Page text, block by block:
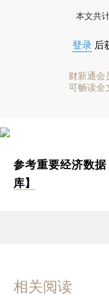
本文共
登录 后
财新通会
可畅读全
参考重要经济数据
库】
相关阅读